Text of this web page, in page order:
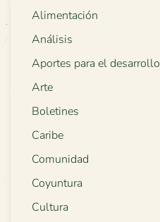
Alimentación
Análisis
Aportes para el desarrollo
Arte
Boletines
Caribe
Comunidad
Coyuntura
Cultura